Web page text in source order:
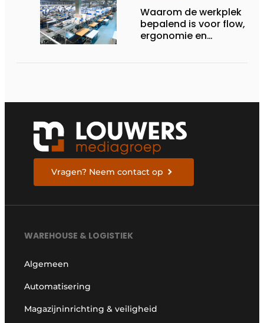
Waarom de werkplek
bepalend is voor flow,
ergonomie en
Vragen? Neem contact op
WAREHOUSE & LOGISTIEK
Algemeen
Automatisering
Magazijninrichting & veiligheid